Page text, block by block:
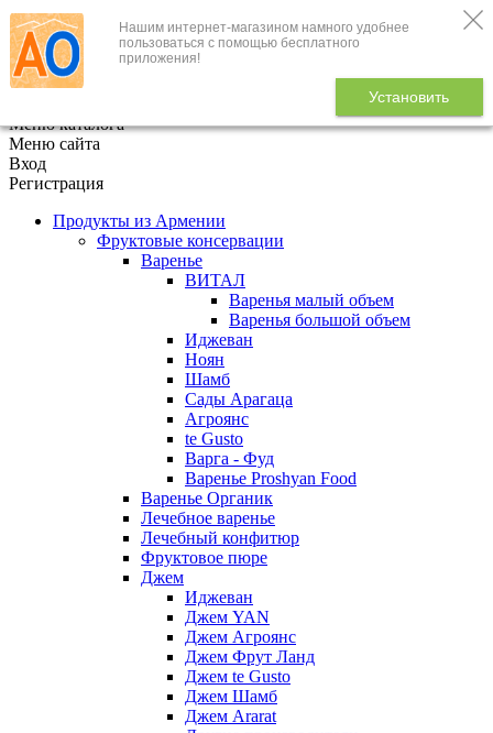
Нашим интернет-магазином намного удобнее
пользоваться с помощью бесплатного
приложения!
Установить
+7 (495) 646-888-1
В корзине
Меню каталога
Меню сайта
Вход
Регистрация
Продукты из Армении
Фруктовые консервации
Варенье
ВИТАЛ
Варенья малый объем
Варенья большой объем
Иджеван
Ноян
Шамб
Сады Арагаца
Агроянс
te Gusto
Варга - Фуд
Варенье Proshyan Food
Варенье Органик
Лечебное варенье
Лечебный конфитюр
Фруктовое пюре
Джем
Иджеван
Джем YAN
Джем Агроянс
Джем Фрут Ланд
Джем te Gusto
Джем Шамб
Джем Ararat